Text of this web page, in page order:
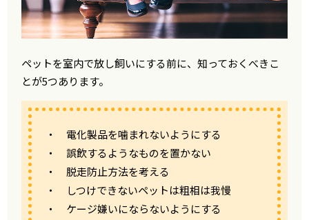
ペットを室内で放し飼いにする前に、知っておくべきこ
とが5つあります。
・ 電化製品を噛まれないようにする
・ 誤飲するようなものを置かない
・ 脱走防止方法を考える
・ しつけできないペットは粗相は我慢
・ ケージ嫌いにならないようにする